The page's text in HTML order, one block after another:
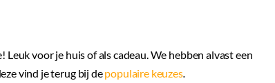
voor je huis of als cadeau. We hebben alvast een
vind je terug bij depopulaire keuzes.